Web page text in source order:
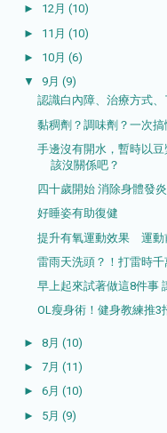
► 12月 (10)
► 11月 (10)
► 10月 (6)
▼ 9月 (9)
認識白內障、治療方式
黏稠劑？調味劑？一次
手邊沒有開水，暫時以
該沒關係吧？
四十歲開始 消除身體發
好睡姿有助復健
提升有氧運動效果 運動
雷雨天洗頭？！打雷時
早上起來試著做這8件事
OL瘦身術！健身教練推3
► 8月 (10)
► 7月 (11)
► 6月 (10)
► 5月 (9)